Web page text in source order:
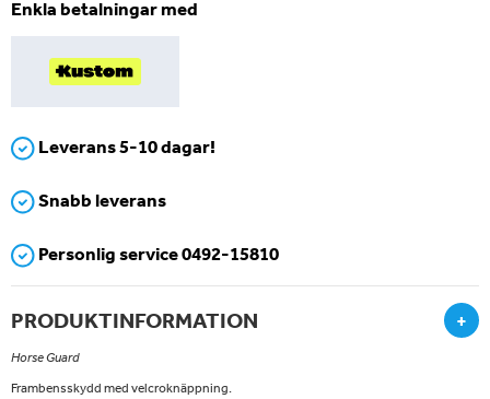
Enkla betalningar med
Leverans 5-10 dagar!
Snabb leverans
Personlig service 0492-15810
PRODUKTINFORMATION +
Horse Guard
Frambensskydd med velcroknäppning.